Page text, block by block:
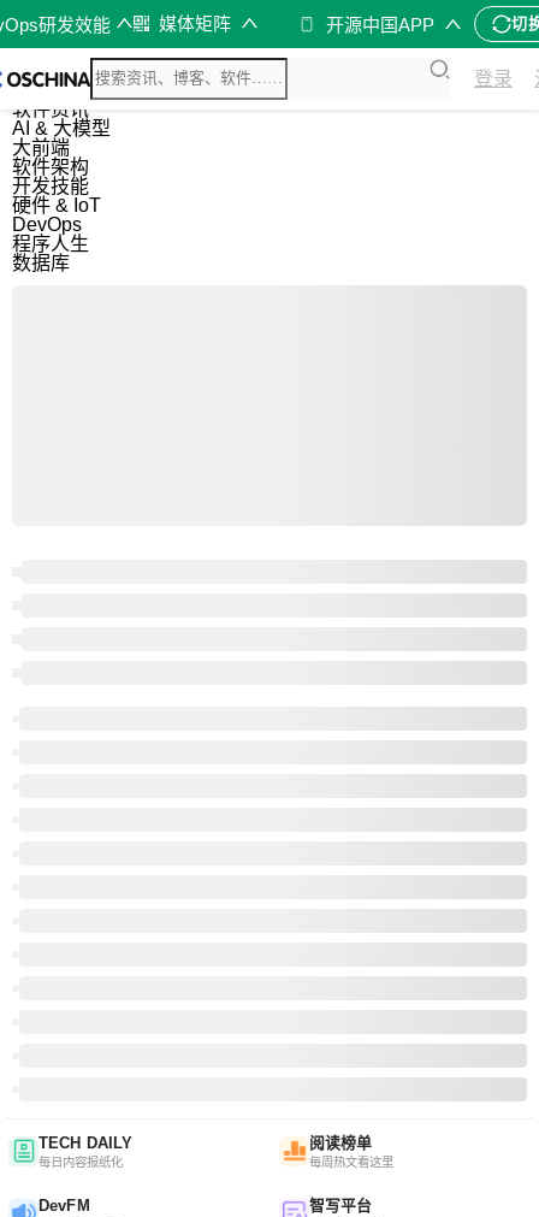
研发效能 媒体矩阵 开源中国APP 切
登录
综合
开源资讯
软件资讯
AI & 大模型
大前端
软件架构
开发技能
硬件 & IoT
DevOps
程序人生
数据库
TECH DAILY
每日内容报纸化
阅读榜单
每周热文看这里
DevFM 智写平台